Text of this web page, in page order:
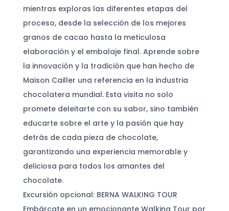
mientras exploras las diferentes etapas del
proceso, desde la selección de los mejores
granos de cacao hasta la meticulosa
elaboración y el embalaje final. Aprende sobre
la innovación y la tradición que han hecho de
Maison Cailler una referencia en la industria
chocolatera mundial. Esta visita no solo
promete deleitarte con su sabor, sino también
educarte sobre el arte y la pasión que hay
detrás de cada pieza de chocolate,
garantizando una experiencia memorable y
deliciosa para todos los amantes del
chocolate.
Excursión opcional: BERNA WALKING TOUR
Embárcate en un emocionante Walking Tour por